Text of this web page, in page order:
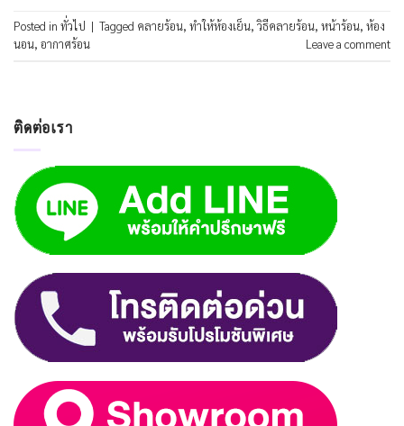
Posted in ทั่วไป | Tagged คลายร้อน, ทำให้ห้องเย็น,วิธีคลายร้อน, หน้าร้อน, ห้อง
นอน, อากาศร้อน Leave a comment
ติดต่อเรา